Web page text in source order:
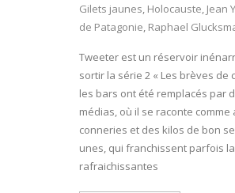
- Ennéagramme
- Triangle de Karpman
- Quality Teams
- L'intelligence émotionnelle
COACHING et CONSULTING
Gilets jaunes, Holocauste, Jean
de Patagonie, Raphael
Tweeter est un réservoir
sortir la série 2 « Les brèves de
les bars ont été remplacés par
médias, où il se raconte
conneries et des kilos de bon
unes, qui franchissent parfois
rafraichissantes